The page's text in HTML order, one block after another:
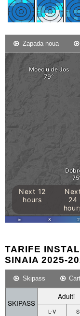
Zapada noua
TARIFE
SINAIA 2025-
Skipass
SKIPASS
Adulti
L-V